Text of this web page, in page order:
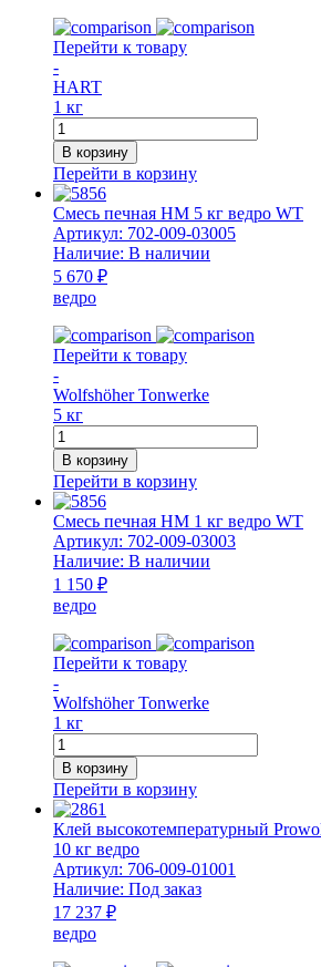
Перейти к товару
-
HART
1 кг
Количество
товара
Масса
кислотостойкая
Saurekit
1
кг
HART
В корзину
Перейти в корзину
Смесь печная НМ 5 кг ведро WT
Артикул: 702-009-03005
Наличие: В наличии
5 670 ₽
ведро
Перейти к товару
-
Wolfshöher Tonwerke
5 кг
Количество
товара
Смесь
печная
НМ
5
кг
ведро
WT
В корзину
Перейти в корзину
Смесь печная НМ 1 кг ведро WT
Артикул: 702-009-03003
Наличие: В наличии
1 150 ₽
ведро
Перейти к товару
-
Wolfshöher Tonwerke
1 кг
Количество
товара
Смесь
печная
НМ
1
кг
ведро
WT
В корзину
Перейти в корзину
Клей высокотемпературный
10 кг ведро
Артикул: 706-009-01001
Наличие: Под заказ
17 237 ₽
ведро